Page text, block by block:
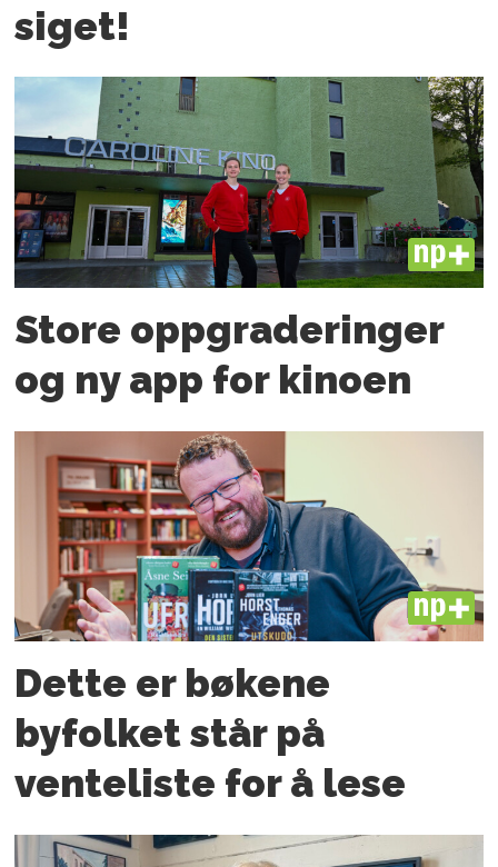
siget!
PLUS
Store oppgraderinger
og ny app for kinoen
PLUS
Dette er bøkene
byfolket står på
venteliste for å lese